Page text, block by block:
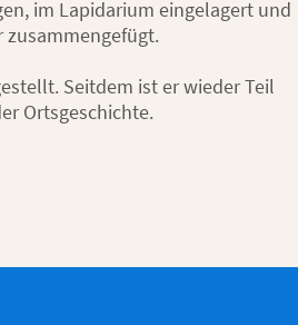
im Lapidarium eingelagert und
zusammengefügt.
Seitdem ist er wieder Teil
Ortsgeschichte.